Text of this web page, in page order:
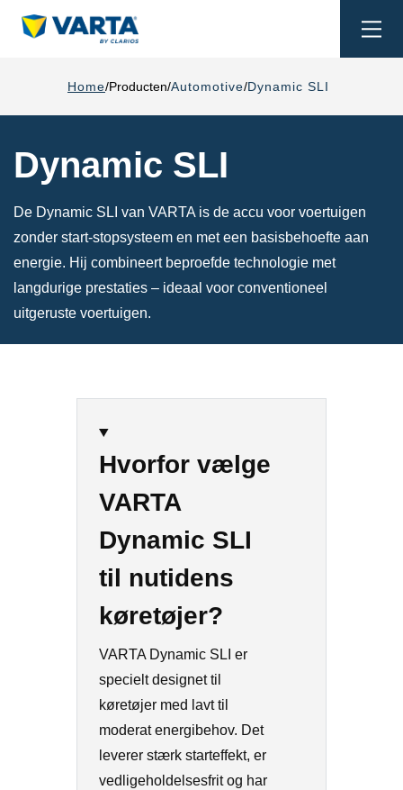
Home Producten Automotive Dynamic SLI
Dynamic SLI
De Dynamic SLI van VARTA is de accu voor voertuigen
zonder start-stopsysteem en met een basisbehoefte aan
energie. Hij combineert beproefde technologie met
langdurige prestaties – ideaal voor conventioneel
uitgeruste voertuigen.
Hvorfor vælge
VARTA
Dynamic SLI
til nutidens
køretøjer?
VARTA Dynamic SLI er
specielt designet til
køretøjer med lavt til
moderat energibehov. Det
leverer stærk starteffekt, er
vedligeholdelsesfrit og har